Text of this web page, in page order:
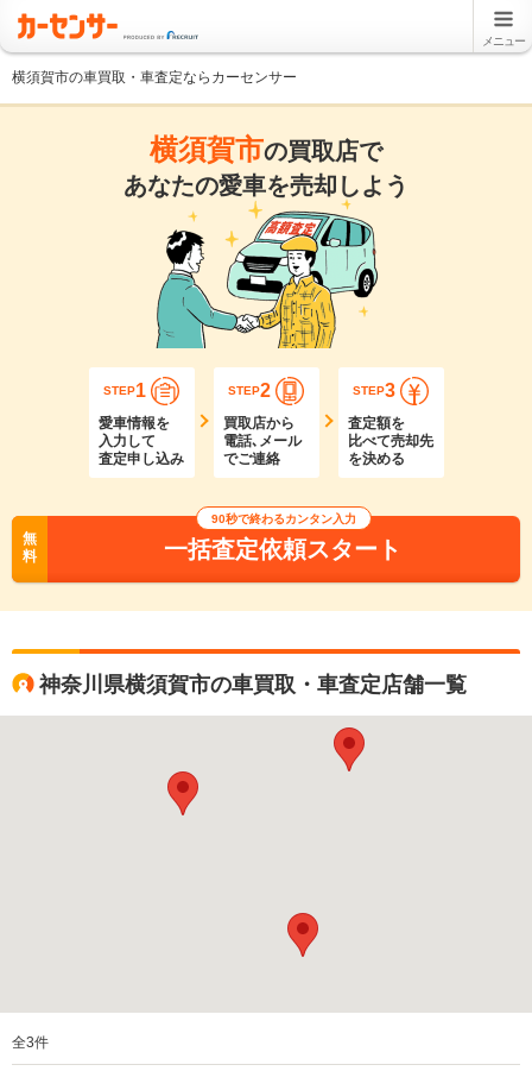
メニュー
横須賀市の車買取・車査定ならカーセンサー
横須賀市の買取店で
あなたの愛車を売却しよう
STEP1
愛車情報を
入力して
査定申し込み
STEP2
買取店から
電話､メール
でご連絡
STEP3
査定額を
比べて売却先
を決める
90秒で終わるカンタン入力
無
料
一括査定依頼スタート
神奈川県横須賀市の車買取・車査定店舗一覧
全3件